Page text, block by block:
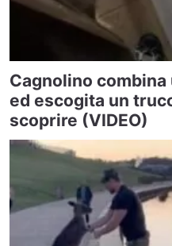
Cagnolino
ed escogita un
scoprire (VIDEO)